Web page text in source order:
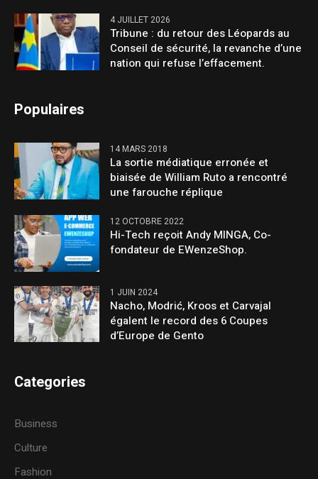
4 JUILLET 2026
Tribune : du retour des Léopards au
Conseil de sécurité, la revanche d’une
nation qui refuse l’effacement.
Populaires
14 MARS 2018
La sortie médiatique erronée et
biaisée de William Ruto a rencontré
une farouche réplique
12 OCTOBRE 2022
Hi-Tech reçoit Andy MINGA, Co-
fondateur de EWenzeShop.
1 JUIN 2024
Nacho, Modrić, Kroos et Carvajal
égalent le record des 6 Coupes
d’Europe de Gento
Categories
Business
Culture
Fashion